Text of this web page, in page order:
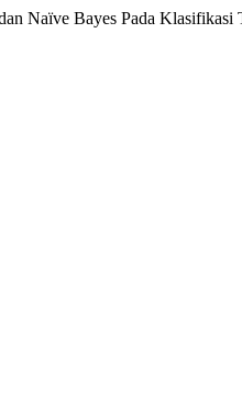
Naïve Bayes Pada Klasifikasi